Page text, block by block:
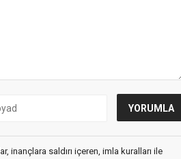
inançlara saldırı içeren, imla kuralları ile